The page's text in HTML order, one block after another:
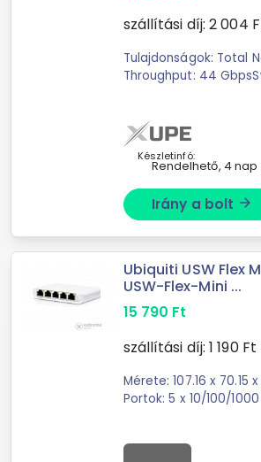
szállítási díj: 2 004
Tulajdonságok: Total
Throughput: 44
UniFi Network
szerelhető: 1UPortok ...
Készletinfó:
Rendelhető, 4 nap
Irány a bolt arrow_forward
Ubiquiti USW Flex
USW-Flex-Mini ...
15 790 Ft
szállítási díj: 1 190Ft
Mérete: 107.16 x 70.15 x
Portok: 5 x 10/100/